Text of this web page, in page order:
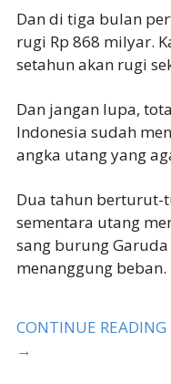
Dan di tiga bulan
rugi Rp 868 milyar.
setahun akan rugi
Dan jangan lupa,
Indonesia sudah
angka utang yang
Dua tahun berturut-
sementara utang
sang burung
menanggung beban.
CONTINUE READING
→